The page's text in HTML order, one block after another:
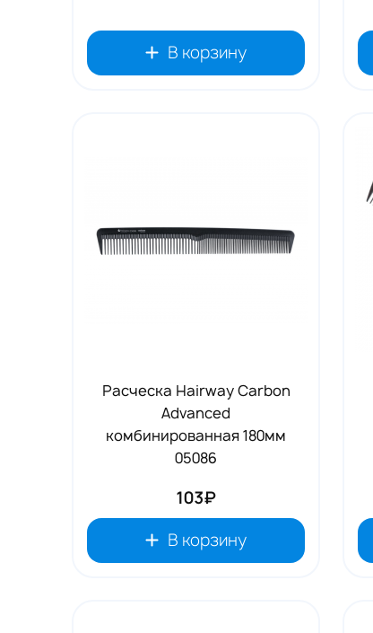
В корзину
Расческа Hairway Carbon
Advanced
комбинированная 180мм
05086
103₽
В корзину